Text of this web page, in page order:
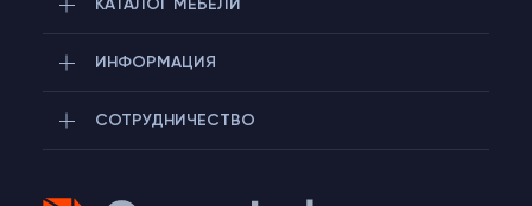
КАТАЛОГ МЕБЕЛИ
ИНФОРМАЦИЯ
СОТРУДНИЧЕСТВО